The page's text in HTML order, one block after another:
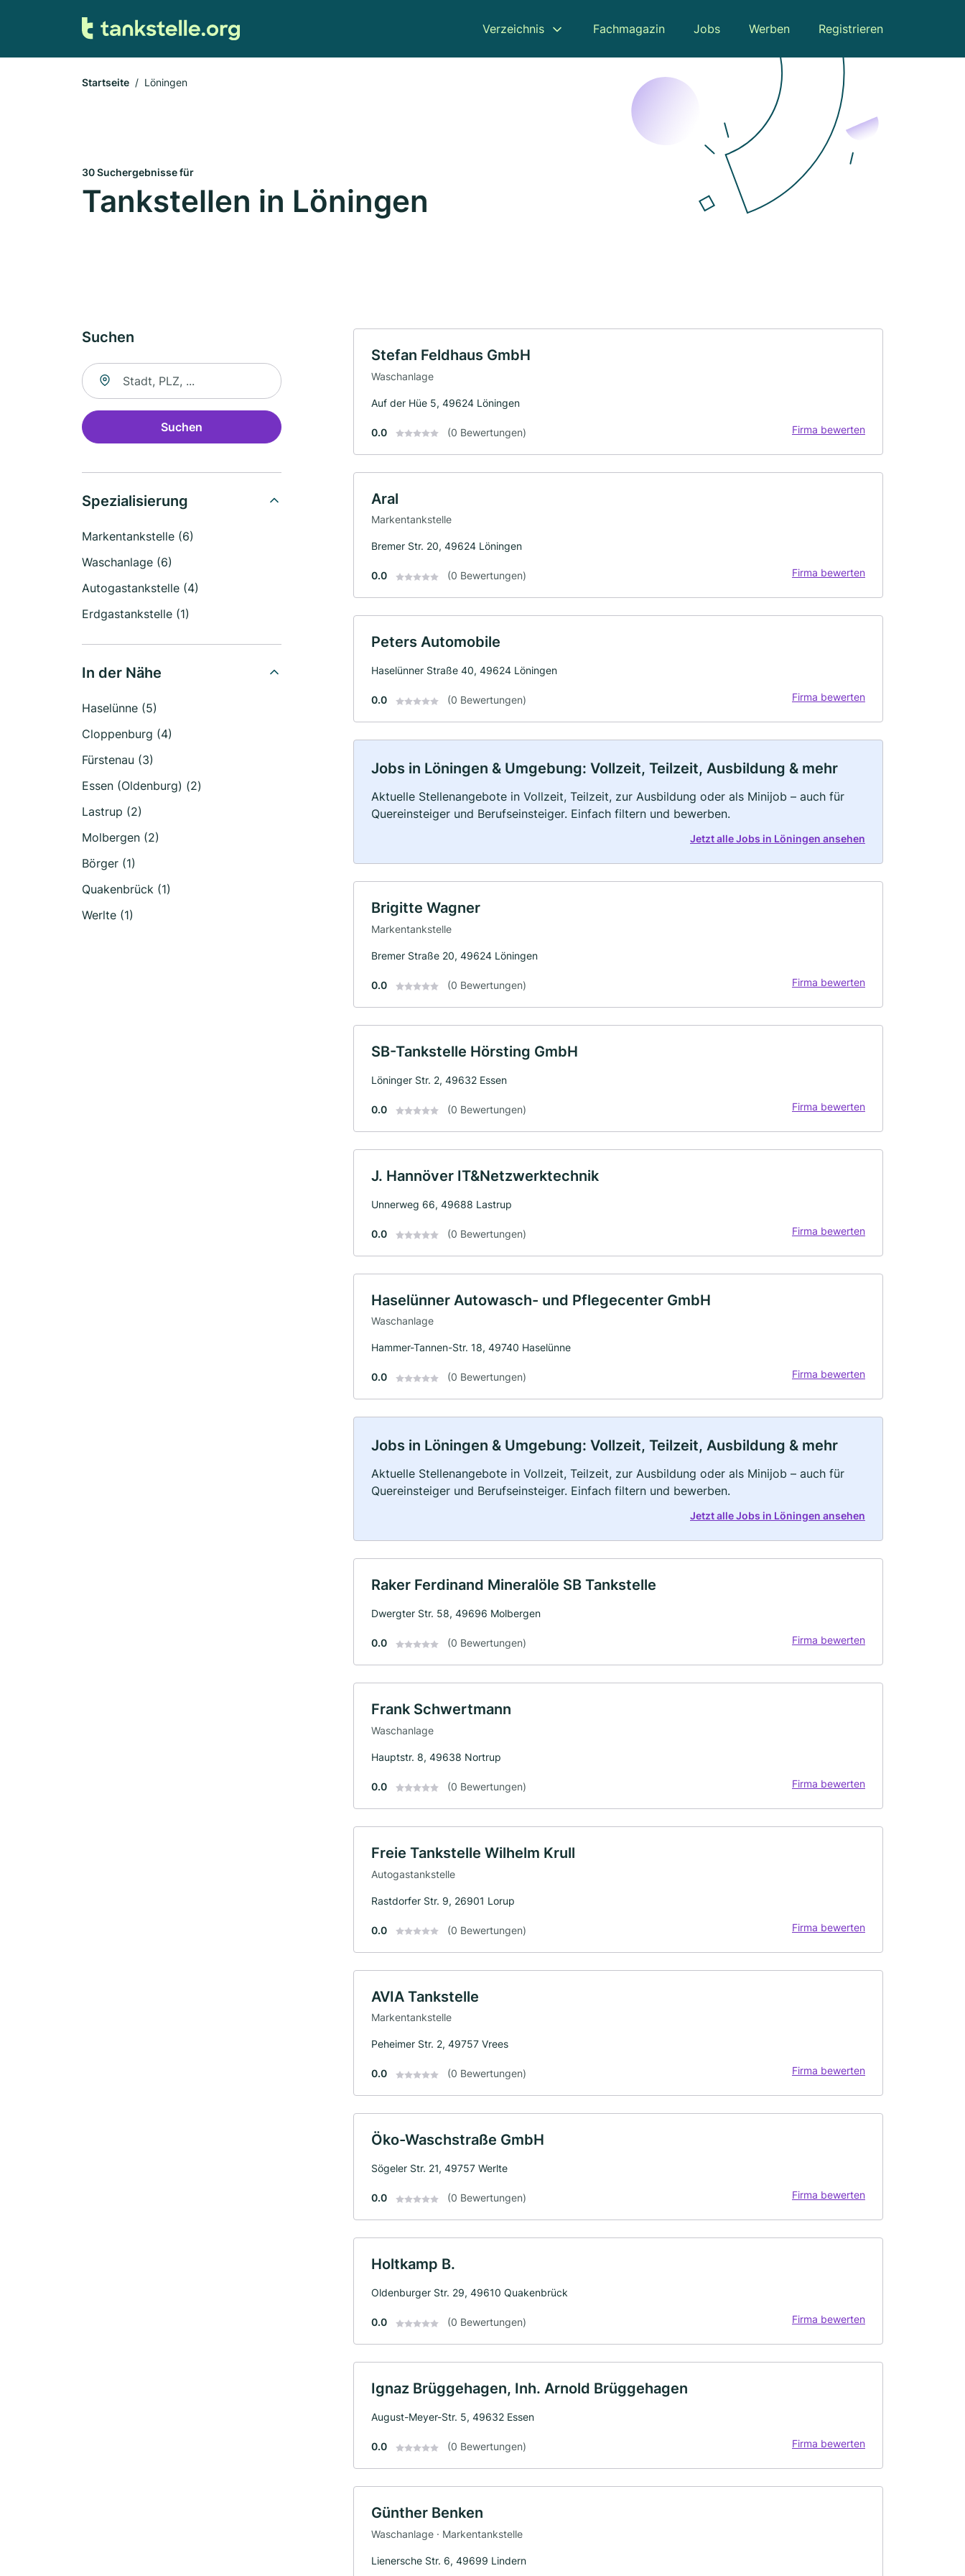
Verzeichnis Fachmagazin Jobs Werben Registrieren
Startseite Löningen
30 Suchergebnisse für
Tankstellen in Löningen
Suchen
Suche nach Ort
Suchen
Spezialisierung
Markentankstelle (6)
Waschanlage (6)
Autogastankstelle (4)
Erdgastankstelle (1)
In der Nähe
Haselünne (5)
Cloppenburg (4)
Fürstenau (3)
Essen (Oldenburg) (2)
Lastrup (2)
Molbergen (2)
Börger (1)
Quakenbrück (1)
Werlte (1)
Stefan Feldhaus GmbH
Waschanlage
Auf der Hüe 5, 49624 Löningen
0.0 (0 Bewertungen) Firma bewerten
Aral
Markentankstelle
Bremer Str. 20, 49624 Löningen
0.0 (0 Bewertungen) Firma bewerten
Peters Automobile
Haselünner Straße 40, 49624 Löningen
0.0 (0 Bewertungen) Firma bewerten
Jobs in Löningen & Umgebung: Vollzeit, Teilzeit, Ausbildung & mehr
Aktuelle Stellenangebote in Vollzeit, Teilzeit, zur Ausbildung oder als Minijob – auch für
Quereinsteiger und Berufseinsteiger. Einfach filtern und bewerben.
Jetzt alle Jobs in Löningen ansehen
Brigitte Wagner
Markentankstelle
Bremer Straße 20, 49624 Löningen
0.0 (0 Bewertungen) Firma bewerten
SB-Tankstelle Hörsting GmbH
Löninger Str. 2, 49632 Essen
0.0 (0 Bewertungen) Firma bewerten
J. Hannöver IT&Netzwerktechnik
Unnerweg 66, 49688 Lastrup
0.0 (0 Bewertungen) Firma bewerten
Haselünner Autowasch- und Pflegecenter GmbH
Waschanlage
Hammer-Tannen-Str. 18, 49740 Haselünne
0.0 (0 Bewertungen) Firma bewerten
Jobs in Löningen & Umgebung: Vollzeit, Teilzeit, Ausbildung & mehr
Aktuelle Stellenangebote in Vollzeit, Teilzeit, zur Ausbildung oder als Minijob – auch für
Quereinsteiger und Berufseinsteiger. Einfach filtern und bewerben.
Jetzt alle Jobs in Löningen ansehen
Raker Ferdinand Mineralöle SB Tankstelle
Dwergter Str. 58, 49696 Molbergen
0.0 (0 Bewertungen) Firma bewerten
Frank Schwertmann
Waschanlage
Hauptstr. 8, 49638 Nortrup
0.0 (0 Bewertungen) Firma bewerten
Freie Tankstelle Wilhelm Krull
Autogastankstelle
Rastdorfer Str. 9, 26901 Lorup
0.0 (0 Bewertungen) Firma bewerten
AVIA Tankstelle
Markentankstelle
Peheimer Str. 2, 49757 Vrees
0.0 (0 Bewertungen) Firma bewerten
Öko-Waschstraße GmbH
Sögeler Str. 21, 49757 Werlte
0.0 (0 Bewertungen) Firma bewerten
Holtkamp B.
Oldenburger Str. 29, 49610 Quakenbrück
0.0 (0 Bewertungen) Firma bewerten
Ignaz Brüggehagen, Inh. Arnold Brüggehagen
August-Meyer-Str. 5, 49632 Essen
0.0 (0 Bewertungen) Firma bewerten
Günther Benken
Waschanlage · Markentankstelle
Lienersche Str. 6, 49699 Lindern